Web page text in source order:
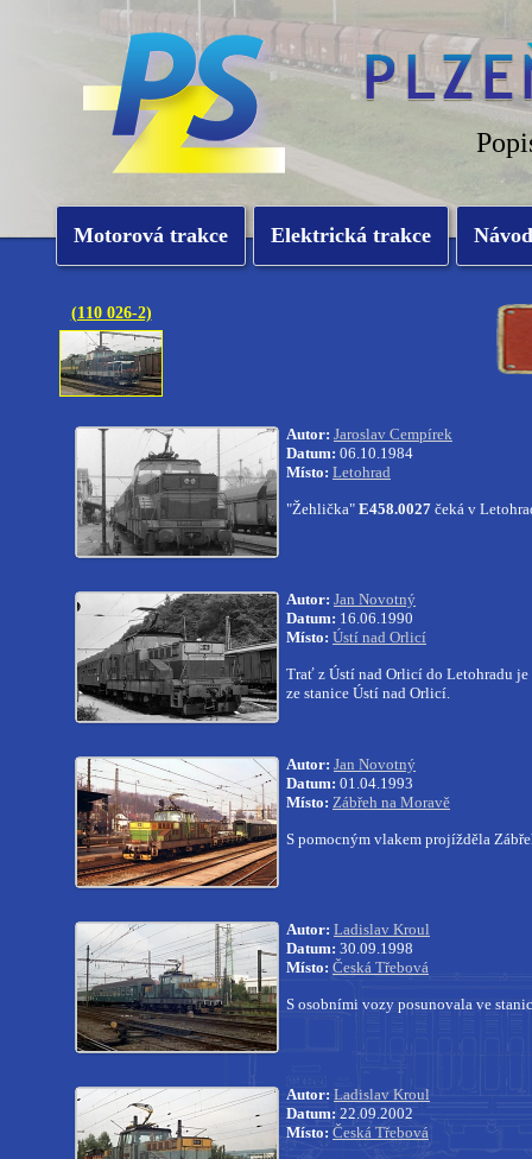
Motorová trakce Elektrická trakce
(110 026-2)
Autor: Jaroslav Cempírek
Datum: 06.10.1984
Místo: Letohrad
"Žehlička" E458.0027 čeká v
Autor: Jan Novotný
Datum: 16.06.1990
Místo: Ústí nad Orlicí
Trať z Ústí nad Orlicí do Letohradu
ze stanice Ústí nad Orlicí.
Autor: Jan Novotný
Datum: 01.04.1993
Místo: Zábřeh na Moravě
S pomocným vlakem projížděla
Autor: Ladislav Kroul
Datum: 30.09.1998
Místo: Česká Třebová
S osobními vozy posunovala ve
Autor: Ladislav Kroul
Datum: 22.09.2002
Místo: Česká Třebová